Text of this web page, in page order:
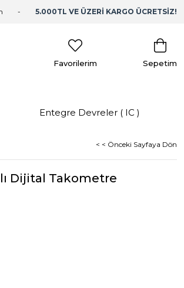
5.000TL VE ÜZERİ KARGO ÜCRETSİZ!
Sepetim
Favorilerim
Entegre Devreler ( IC )
< < Önceki Sayfaya Dön
Dijital Takometre